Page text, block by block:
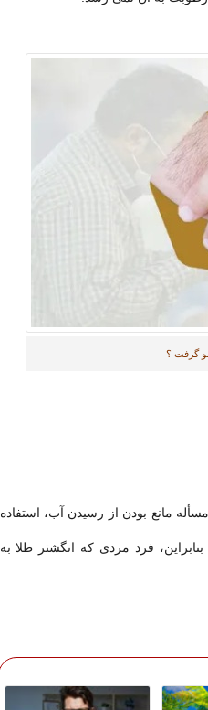
گرفت ؟
مانع بودن از رسیدن آب، استفاده
فرد مردی که انگشتر طلا به